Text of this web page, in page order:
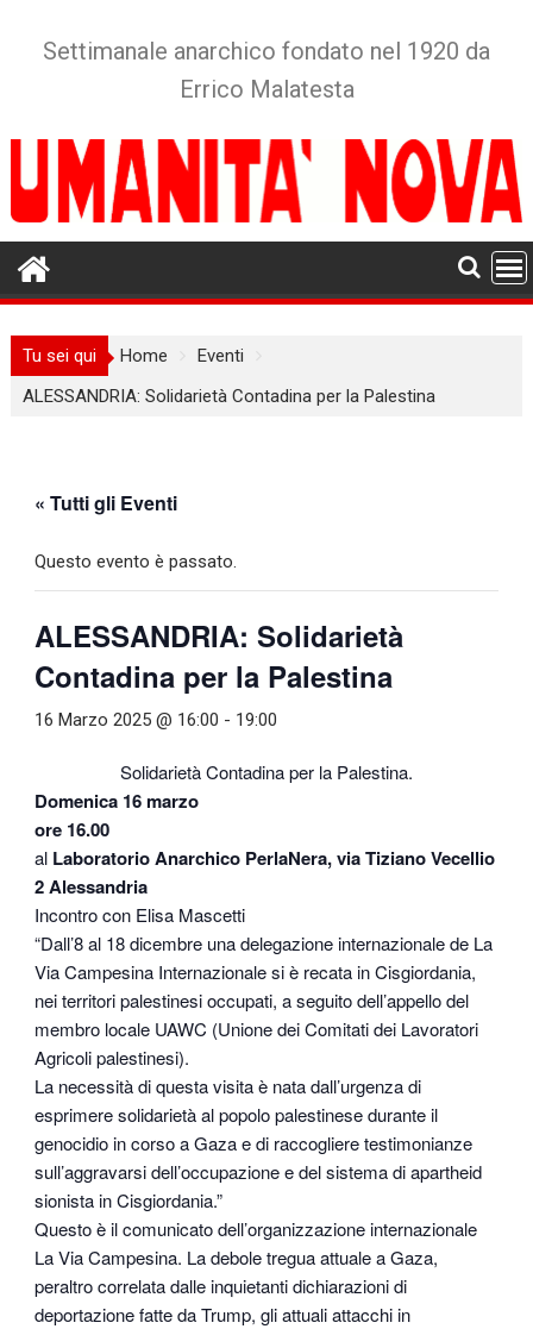
Settimanale anarchico fondato nel 1920 da
Errico Malatesta
Tu sei qui Home
Eventi
ALESSANDRIA: Solidarietà Contadina per la Palestina
« Tutti gli Eventi
Questo evento è passato.
ALESSANDRIA: Solidarietà
Contadina per la Palestina
16 Marzo 2025 @ 16:00 - 19:00
Solidarietà Contadina per la Palestina.
Domenica 16 marzo
ore 16.00
al Laboratorio Anarchico PerlaNera, via Tiziano Vecellio
2 Alessandria
Incontro con Elisa Mascetti
“Dall’8 al 18 dicembre una delegazione internazionale de La
Via Campesina Internazionale si è recata in Cisgiordania,
nei territori palestinesi occupati, a seguito dell’appello del
membro locale UAWC (Unione dei Comitati dei Lavoratori
Agricoli palestinesi).
La necessità di questa visita è nata dall’urgenza di
esprimere solidarietà al popolo palestinese durante il
genocidio in corso a Gaza e di raccogliere testimonianze
sull’aggravarsi dell’occupazione e del sistema di apartheid
sionista in Cisgiordania.”
Questo è il comunicato dell’organizzazione internazionale
La Via Campesina. La debole tregua attuale a Gaza,
peraltro correlata dalle inquietanti dichiarazioni di
deportazione fatte da Trump, gli attuali attacchi in